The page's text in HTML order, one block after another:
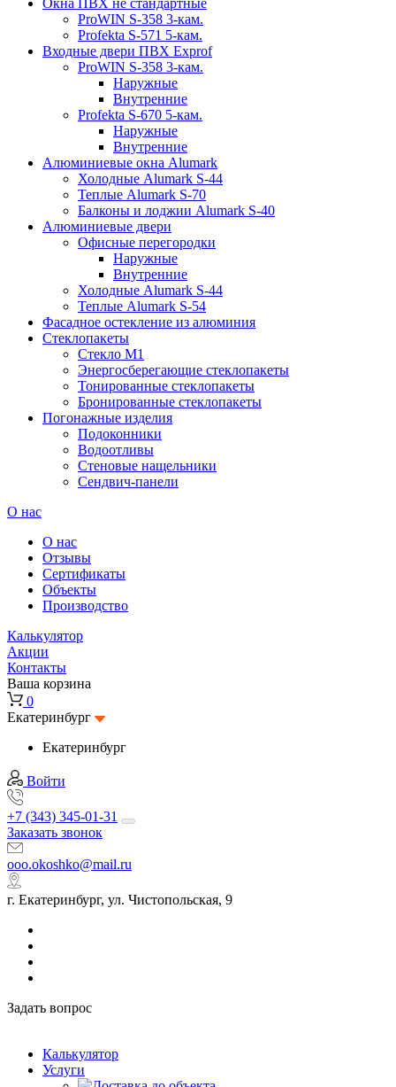
Окна ПВХ не стандартные
ProWIN S-358 3-кам.
Profekta S-571 5-кам.
Входные двери ПВХ Exprof
ProWIN S-358 3-кам.
Наружные
Внутренние
Profekta S-670 5-кам.
Наружные
Внутренние
Алюминиевые окна Alumark
Холодные Alumark S-44
Теплые Alumark S-70
Балконы и лоджии Alumark S-40
Алюминиевые двери
Офисные перегородки
Наружные
Внутренние
Холодные Alumark S-44
Теплые Alumark S-54
Фасадное остекление из алюминия
Стеклопакеты
Стекло М1
Энергосберегающие стеклопакеты
Тонированные стеклопакеты
Бронированные стеклопакеты
Погонажные изделия
Подоконники
Водоотливы
Стеновые нащельники
Сендвич-панели
О нас
О нас
Отзывы
Сертификаты
Объекты
Производство
Калькулятор
Акции
Контакты
Ваша корзина
0
Екатеринбург
Екатеринбург
Войти
+7 (343) 345-01-31
Заказать звонок
ooo.okoshko@mail.ru
г. Екатеринбург, ул. Чистопольская, 9
Задать вопрос
Калькулятор
Услуги